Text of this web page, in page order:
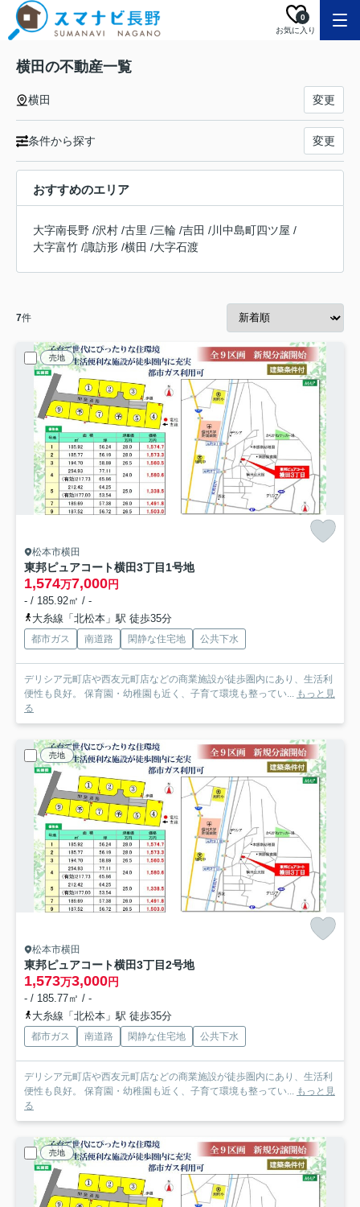
お気に入り
0
横田の不動産一覧
横田 変更
条件から探す 変更
おすすめのエリア
大字南長野 /沢村 /古里 /三輪 /吉田 /川中島町四ツ屋 /
大字富竹 /諏訪形 /横田 /大字石渡
7件
売地
松本市横田
東邦ピュアコート横田3丁目 1号地
1,574万7,000円
- / 185.92㎡ / -
大糸線「北松本」駅 徒歩35分
都市ガス 南道路 閑静な住宅地 公共下水
デリシア元町店や西友元町店などの商業施設が徒歩圏内にあり、生活利
便性も良好。 保育園・幼稚園も近く、子育て環境も整ってい... もっと見
る
売地
松本市横田
東邦ピュアコート横田3丁目2号地
1,573万3,000円
- / 185.77㎡ / -
大糸線「北松本」駅 徒歩35分
都市ガス 南道路 閑静な住宅地 公共下水
デリシア元町店や西友元町店などの商業施設が徒歩圏内にあり、生活利
便性も良好。 保育園・幼稚園も近く、子育て環境も整ってい... もっと見
る
売地